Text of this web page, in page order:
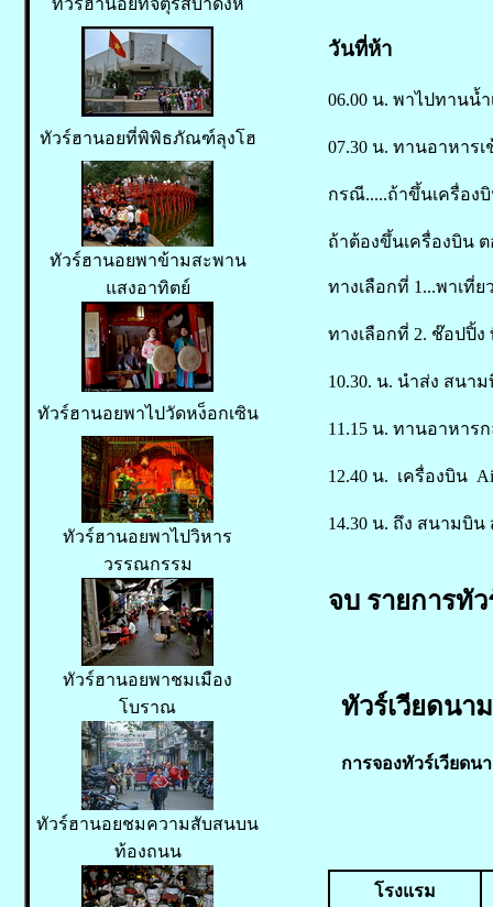
ทัวร์ฮานอยที่จัตุรัสบาดิงห์
ทัวร์ฮานอยที่พิพิธภัณฑ์ลุงโฮ
ทัวร์ฮานอยพาข้ามสะพาน
แสงอาทิตย์
ทัวร์ฮานอยพาไปวัดหง็อกเซิน
ทัวร์ฮานอยพาไปวิหาร
วรรณกรรม
ทัวร์ฮานอยพาชมเมือง
โบราณ
ทัวร์ฮานอยชมความสับสนบน
ท้องถนน
วันที่ห้า
06.00 น. พาไปทานน้
07.30 น. ทานอาหาร
กรณี.....ถ้าขึ้นเครื่องบิ
ถ้าต้องขึ้นเครื่องบิน
ทางเลือกที่ 1...พาเที่
ทางเลือกที่ 2. ช๊อปปิ้
10.30. น. นำส่ง สนา
11.15 น. ทานอาหาร
12.40 น. เครื่องบิน
14.30 น. ถึง สนามบิ
จบ รายการทัว
ทัวร์เวียดนา
การจองทัวร์เวียดน
โรงแรม